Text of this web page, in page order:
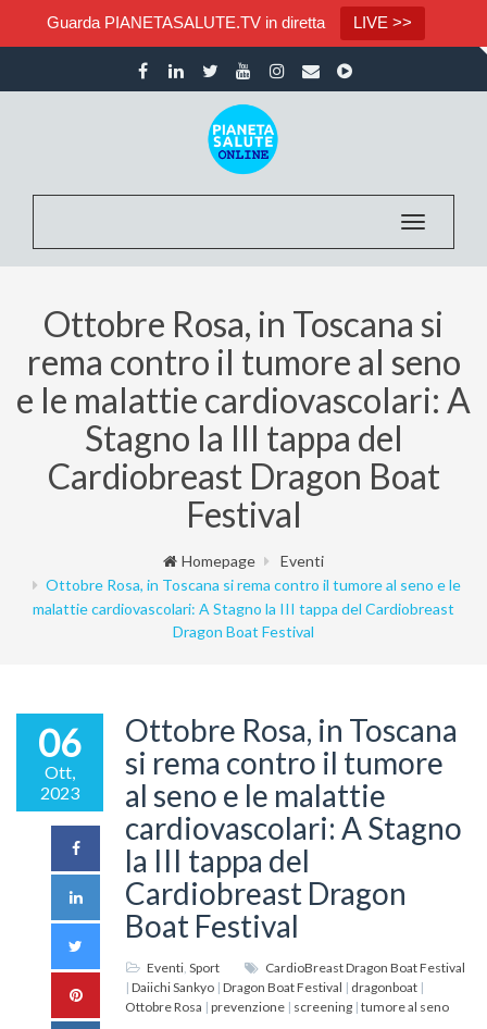
Guarda PIANETASALUTE.TV in diretta LIVE >>
Toggle
Ottobre Rosa, in Toscana si
rema contro il tumore al seno
e le malattie cardiovascolari: A
Stagno la III tappa del
Cardiobreast Dragon Boat
Festival
Homepage
Eventi
Ottobre Rosa, in Toscana si rema contro il tumore al seno e le
malattie cardiovascolari: A Stagno la III tappa del Cardiobreast
Dragon Boat Festival
06
Ott,
2023
Ottobre Rosa, in Toscana
si rema contro il tumore
al seno e le malattie
cardiovascolari: A Stagno
la III tappa del
Cardiobreast Dragon
Boat Festival
Eventi, Sport
CardioBreast Dragon Boat Festival
| Daiichi Sankyo | Dragon Boat Festival | dragonboat |
Ottobre Rosa | prevenzione | screening | tumore al seno